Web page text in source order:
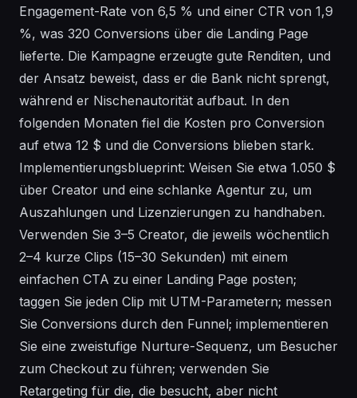
Engagement-Rate von 6,5 % und einer CTR von 1,9
%, was 320 Conversions über die Landing Page
lieferte. Die Kampagne erzeugte gute Renditen, und
der Ansatz beweist, dass er die Bank nicht sprengt,
während er Nischenautorität aufbaut. In den
folgenden Monaten fiel die Kosten pro Conversion
auf etwa 12 $ und die Conversions blieben stark.
Implementierungsblueprint: Weisen Sie etwa 1.050 $
über Creator und eine schlanke Agentur zu, um
Auszahlungen und Lizenzierungen zu handhaben.
Verwenden Sie 3–5 Creator, die jeweils wöchentlich
2–4 kurze Clips (15–30 Sekunden) mit einem
einfachen CTA zu einer Landing Page posten;
taggen Sie jeden Clip mit UTM-Parametern; messen
Sie Conversions durch den Funnel; implementieren
Sie eine zweistufige Nurture-Sequenz, um Besucher
zum Checkout zu führen; verwenden Sie
Retargeting für die, die besucht, aber nicht